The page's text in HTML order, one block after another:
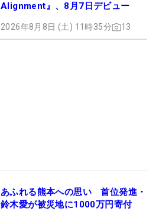
Alignment』、8月7日デビュー
2026年8月8日 (土) 11時35分 13
あふれる熊本への思い 首位発進・
鈴木愛が被災地に1000万円寄付